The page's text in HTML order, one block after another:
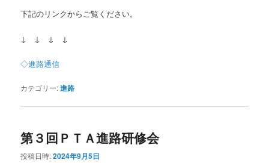
ョ
下記のリンクからご覧ください。
↓ ↓ ↓ ↓
◇進路通信
カテゴリー:進路
第３回ＰＴＡ進路研修会
投稿日時:2024年9月5日